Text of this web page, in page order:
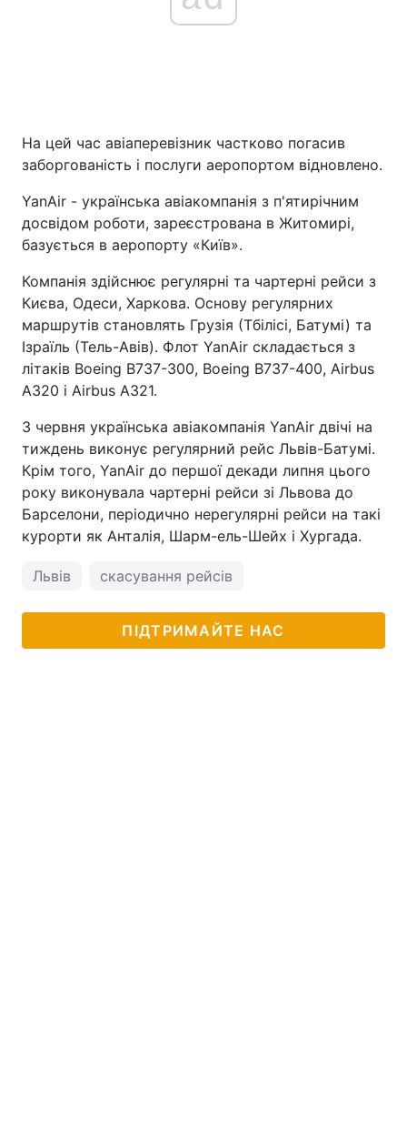
На цей час авіаперевізник частково погасив
заборгованість і послуги аеропортом відновлено.
YanАir - українська авіакомпанія з п'ятирічним
досвідом роботи, зареєстрована в Житомирі,
базується в аеропорту «Київ».
Компанія здійснює регулярні та чартерні рейси з
Києва, Одеси, Харкова. Основу регулярних
маршрутів становлять Грузія (Тбілісі, Батумі) та
Ізраїль (Тель-Авів). Флот YanАir складається з
літаків Boeing B737-300, Boeing B737-400, Airbus
A320 і Airbus A321.
З червня українська авіакомпанія YanAir двічі на
тиждень виконує регулярний рейс Львів-Батумі.
Крім того, YanAir до першої декади липня цього
року виконувала чартерні рейси зі Львова до
Барселони, періодично нерегулярні рейси на такі
курорти як Анталія, Шарм-ель-Шейх і Хургада.
Львів скасування рейсів
ПІДТРИМАЙТЕ НАС